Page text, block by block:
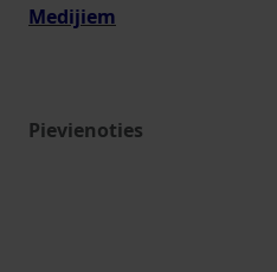
Medijiem
Pievienoties